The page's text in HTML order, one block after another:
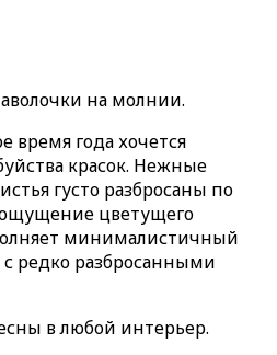
на молнии.
время года хочется
красок. Нежные
густо разбросаны по
цветущего
минималистичный
редко разбросанными
в любой интерьер.